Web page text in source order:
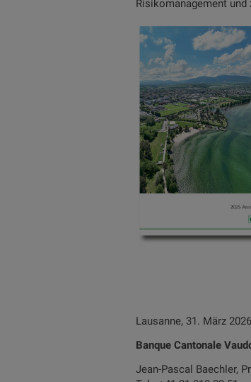
Risikomanagement und
Lausanne, 31. März 2026
Banque Cantonale
Jean-Pascal Baechler,